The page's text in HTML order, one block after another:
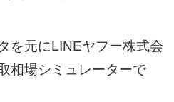
を元にLINEヤフー株式会
相場シミュレーターで